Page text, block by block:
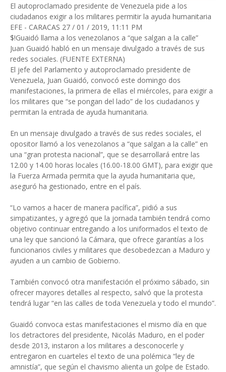
El autoproclamado presidente de Venezuela pide a los
ciudadanos exigir a los militares permitir la ayuda humanitaria
EFE - CARACAS 27 / 01 / 2019, 11:11 PM
$!Guaidó llama a los venezolanos a “que salgan a la calle”
Juan Guaidó habló en un mensaje divulgado a través de sus
redes sociales. (FUENTE EXTERNA)
El jefe del Parlamento y autoproclamado presidente de
Venezuela, Juan Guaidó, convocó este domingo dos
manifestaciones, la primera de ellas el miércoles, para exigir a
los militares que “se pongan del lado” de los ciudadanos y
permitan la entrada de ayuda humanitaria.
En un mensaje divulgado a través de sus redes sociales, el
opositor llamó a los venezolanos a “que salgan a la calle” en
una “gran protesta nacional”, que se desarrollará entre las
12.00 y 14.00 horas locales (16.00-18.00 GMT), para exigir que
la Fuerza Armada permita que la ayuda humanitaria que,
aseguró ha gestionado, entre en el país.
“Lo vamos a hacer de manera pacífica”, pidió a sus
simpatizantes, y agregó que la jornada también tendrá como
objetivo continuar entregando a los uniformados el texto de
una ley que sancionó la Cámara, que ofrece garantías a los
funcionarios civiles y militares que desobedezcan a Maduro y
ayuden a un cambio de Gobierno.
También convocó otra manifestación el próximo sábado, sin
ofrecer mayores detalles al respecto, salvó que la protesta
tendrá lugar “en las calles de toda Venezuela y todo el mundo”.
Guaidó convoca estas manifestaciones el mismo día en que
los detractores del presidente, Nicolás Maduro, en el poder
desde 2013, instaron a los militares a desconocerle y
entregaron en cuarteles el texto de una polémica “ley de
amnistía”, que según el chavismo alienta un golpe de Estado.